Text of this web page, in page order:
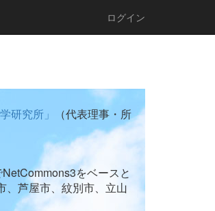
ログイン
研究所」
（代表理事・所
をベースと
、芦屋市、紋別市、立山